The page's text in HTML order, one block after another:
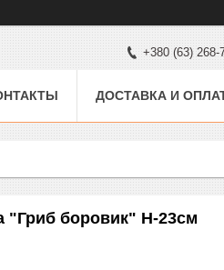
+380 (63) 268-
ДОСТАВКА И
"Гриб боровик" H-23см